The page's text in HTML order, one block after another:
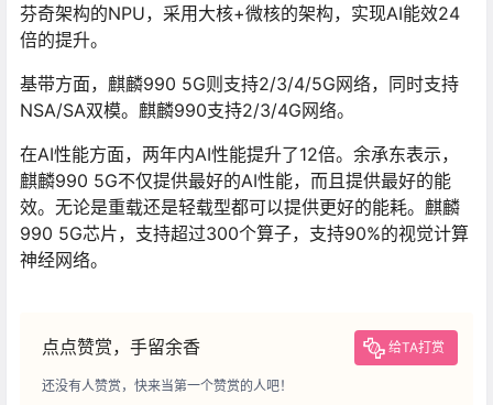
芬奇架构的NPU，采用大核+微核的架构，实现AI能效24
倍的提升。
基带方面，麒麟990 5G则支持2/3/4/5G网络，同时支持
NSA/SA双模。麒麟990支持2/3/4G网络。
在AI性能方面，两年内AI性能提升了12倍。余承东表示，
麒麟990 5G不仅提供最好的AI性能，而且提供最好的能
效。无论是重载还是轻载型都可以提供更好的能耗。麒麟
990 5G芯片，支持超过300个算子，支持90%的视觉计算
神经网络。
点点赞赏，手留余香 给TA打赏
还没有人赞赏，快来当第一个赞赏的人吧！